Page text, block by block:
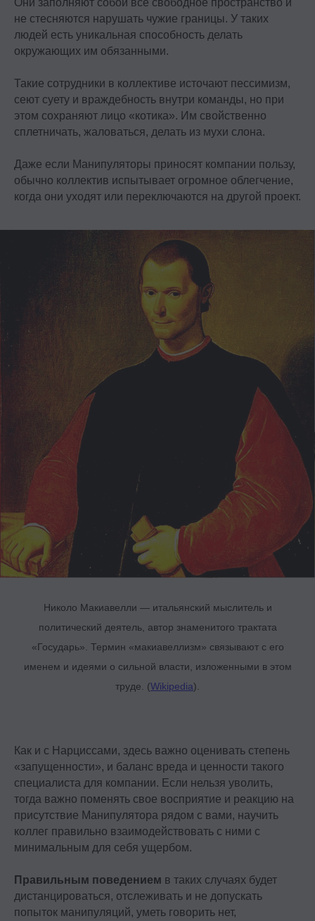
Они заполняют собой все свободное пространство и
не стесняются нарушать чужие границы. У таких
людей есть уникальная способность делать
окружающих им обязанными.
Такие сотрудники в коллективе источают пессимизм,
сеют суету и враждебность внутри команды, но при
этом сохраняют лицо «котика». Им свойственно
сплетничать, жаловаться, делать из мухи слона.
Даже если Манипуляторы приносят компании пользу,
обычно коллектив испытывает огромное облегчение,
когда они уходят или переключаются на другой проект.
Николо Макиавелли — итальянский мыслитель и
политический деятель, автор знаменитого трактата
«Государь». Термин «макиавеллизм» связывают с его
именем и идеями о сильной власти, изложенными в этом
труде. (Wikipedia).
Как и с Нарциссами, здесь важно оценивать степень
«запущенности», и баланс вреда и ценности такого
специалиста для компании. Если нельзя уволить,
тогда важно поменять свое восприятие и реакцию на
присутствие Манипулятора рядом с вами, научить
коллег правильно взаимодействовать с ними с
минимальным для себя ущербом.
Правильным поведением в таких случаях будет
дистанцироваться, отслеживать и не допускать
попыток манипуляций, уметь говорить нет,
sales@top-career.ru
Корпоративное обучение
Реквизиты:
ООО «ТОП-карьера»
ИНН 7714459360
КПП 771401001
Рекрутмент для команд